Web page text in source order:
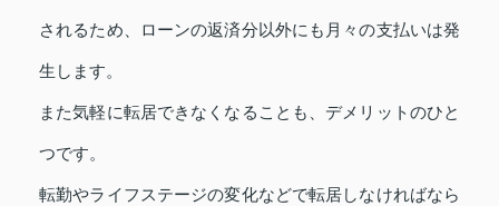
されるため、ローンの返済分以外にも月々の支払いは発
生します。
また気軽に転居できなくなることも、デメリットのひと
つです。
転勤やライフステージの変化などで転居しなければなら